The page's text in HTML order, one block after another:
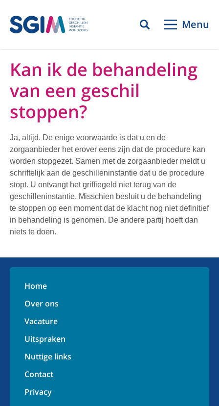
Menu
Kan ik de behandeling
van een geschil
stoppen?
Ja, altijd. De enige voorwaarde is dat u en de
zorgaanbieder het erover eens zijn dat de procedure kan
worden stopgezet. Samen met de zorgaanbieder meldt u
schriftelijk aan de geschilleninstantie dat u de procedure
stopt. U ontvangt het griffiegeld niet terug van de
geschilleninstantie. Misschien besluit u de behandeling
te stoppen op een moment dat de klacht nog niet definitief
in behandeling is genomen. De andere partij hoeft dan
niets te doen.
Home
Over ons
Vacature
Uitspraken
Nuttige links
Contact
Privacy